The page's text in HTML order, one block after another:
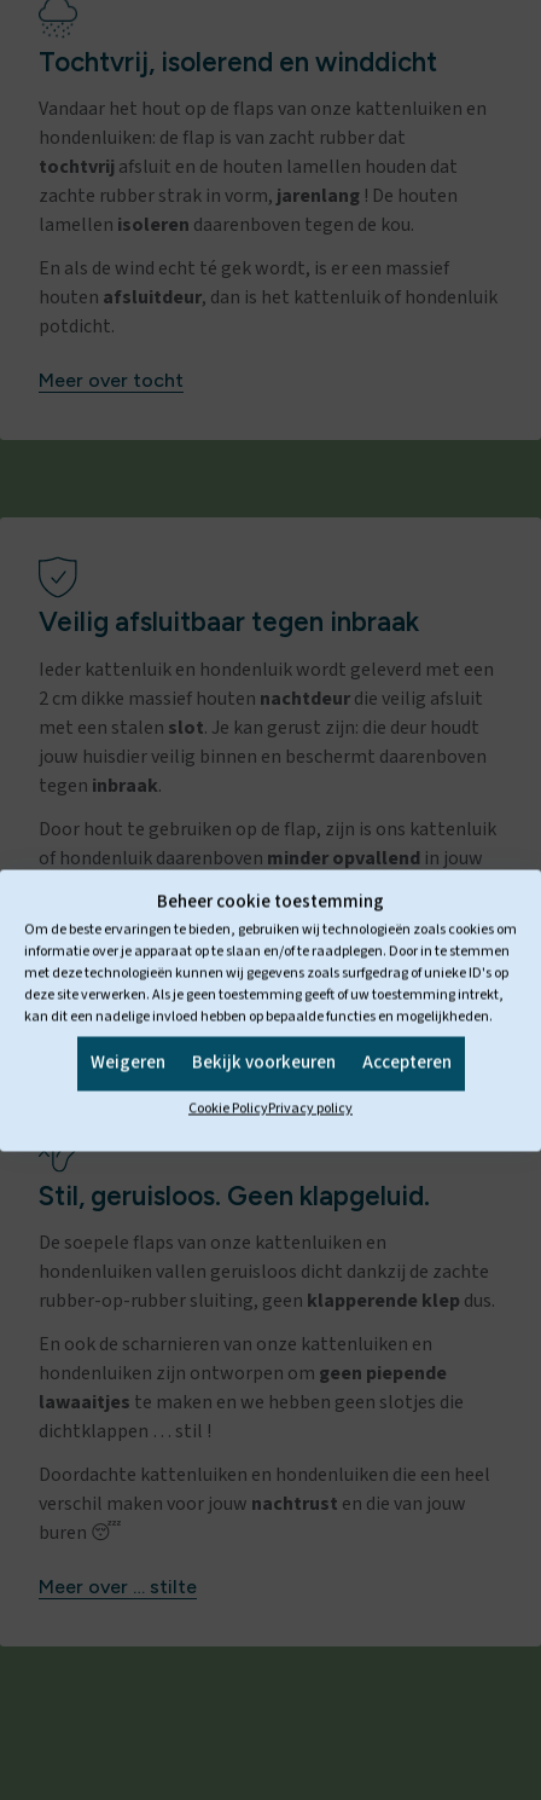
Beheer cookie toestemming
Om de beste ervaringen te bieden, gebruiken wij technologieën zoals cookies om
informatie over je apparaat op te slaan en/of te raadplegen. Door in te stemmen
met deze technologieën kunnen wij gegevens zoals surfgedrag of unieke ID's op
deze site verwerken. Als je geen toestemming geeft of uw toestemming intrekt,
kan dit een nadelige invloed hebben op bepaalde functies en mogelijkheden.
Accepteren
Weigeren Bekijk voorkeuren
Cookie PolicyPrivacy policy
Tochtvrij, isolerend en winddicht
Vandaar het hout op de flaps van onze kattenluiken en
hondenluiken: de flap is van zacht rubber dat
tochtvrij afsluit en de houten lamellen houden dat
zachte rubber strak in vorm, jarenlang ! De houten
lamellen isoleren daarenboven tegen de kou.
En als de wind echt té gek wordt, is er een massief
houten afsluitdeur, dan is het kattenluik of hondenluik
potdicht.
Meer over tocht
Veilig afsluitbaar tegen inbraak
Ieder kattenluik en hondenluik wordt geleverd met een
2 cm dikke massief houten nachtdeurdie veilig afsluit
met een stalen slot. Je kan gerust zijn: die deur houdt
jouw huisdier veilig binnen en beschermt daarenboven
tegen inbraak.
Door hout te gebruiken op de flap, zijn is ons kattenluik
of hondenluik daarenboven minder opvallend in jouw
deur of muur dan een doorzichtig plastic luik.
Meer over veiligheid
Stil, geruisloos. Geen klapgeluid.
De soepele flaps van onze kattenluiken en
hondenluiken vallen geruisloos dicht dankzij de zachte
rubber-op-rubber sluiting, geen klapperende klep dus.
En ook de scharnieren van onze kattenluiken en
hondenluiken zijn ontworpen om geen piepende
lawaaitjes te maken en we hebben geen slotjes die
dichtklappen … stil !
Doordachte kattenluiken en hondenluiken die een heel
verschil maken voor jouw nachtrust en die van jouw
buren 😴
Meer over … stilte